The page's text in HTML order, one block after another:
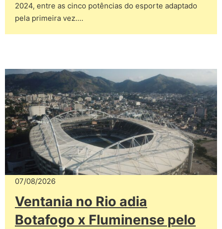
2024, entre as cinco potências do esporte adaptado
pela primeira vez.…
07/08/2026
Ventania no Rio adia
Botafogo x Fluminense pelo